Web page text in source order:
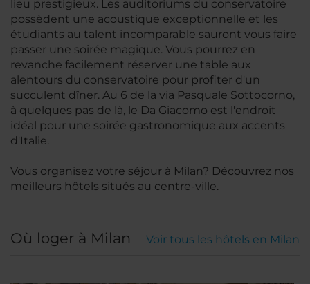
lieu prestigieux. Les auditoriums du conservatoire
possèdent une acoustique exceptionnelle et les
étudiants au talent incomparable sauront vous faire
passer une soirée magique. Vous pourrez en
revanche facilement réserver une table aux
alentours du conservatoire pour profiter d'un
succulent dîner. Au 6 de la via Pasquale Sottocorno,
à quelques pas de là, le Da Giacomo est l'endroit
idéal pour une soirée gastronomique aux accents
d'Italie.
Vous organisez votre séjour à Milan? Découvrez nos
meilleurs hôtels situés au centre-ville.
Où loger à Milan Voir tous les hôtels en Milan